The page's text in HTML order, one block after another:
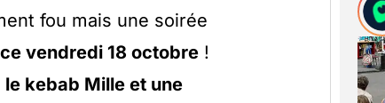
fou mais une soirée
ce vendredi 18 octobre !
le kebab Mille et une